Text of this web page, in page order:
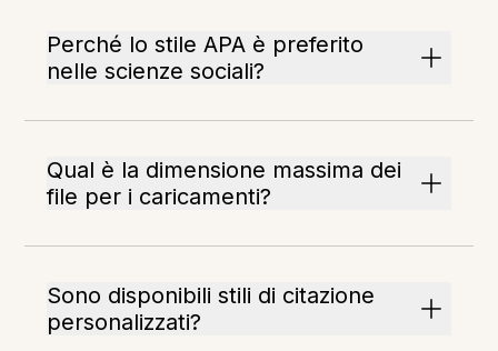
Perché lo stile APA è preferito
nelle scienze sociali?
Qual è la dimensione massima dei
file per i caricamenti?
Sono disponibili stili di citazione
personalizzati?